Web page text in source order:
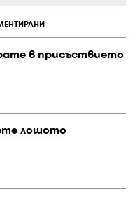
в присъствието
лошото